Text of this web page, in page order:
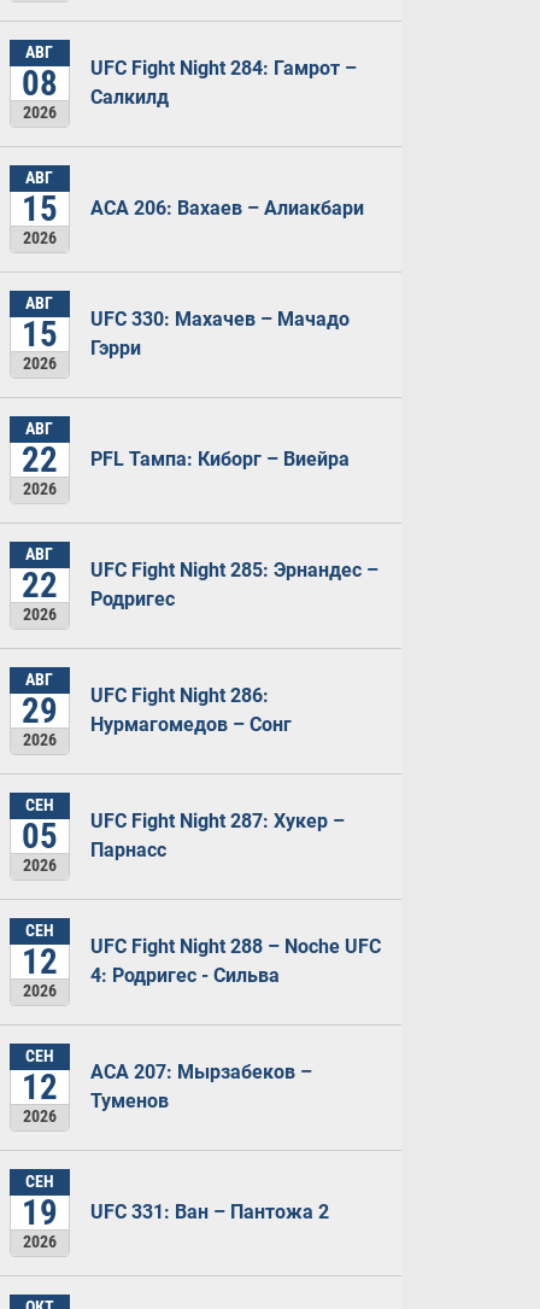
АВГ
08
2026
UFC Fight Night 284: Гамрот –
Салкилд
АВГ
15
2026
ACA 206: Вахаев – Алиакбари
АВГ
15
2026
UFC 330: Махачев – Мачадо
Гэрри
АВГ
22
2026
PFL Тампа: Киборг – Виейра
АВГ
22
2026
UFC Fight Night 285: Эрнандес –
Родригес
АВГ
29
2026
UFC Fight Night 286:
Нурмагомедов – Сонг
СЕН
05
2026
UFC Fight Night 287: Хукер –
Парнасс
СЕН
12
2026
UFC Fight Night 288 – Noche UFC
4: Родригес - Сильва
СЕН
12
2026
ACA 207: Мырзабеков –
Туменов
СЕН
19
2026
UFC 331: Ван – Пантожа 2